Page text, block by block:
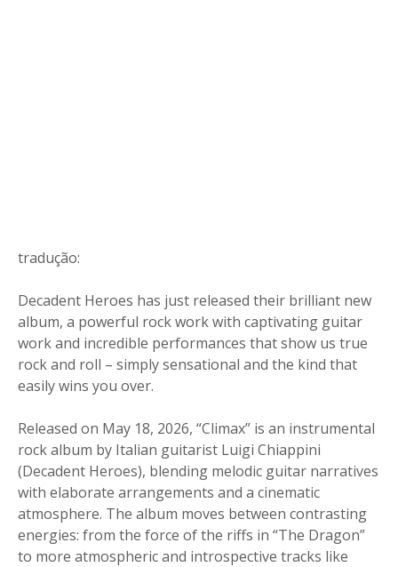
tradução:
Decadent Heroes has just released their brilliant new
album, a powerful rock work with captivating guitar
work and incredible performances that show us true
rock and roll – simply sensational and the kind that
easily wins you over.
Released on May 18, 2026, “Climax” is an instrumental
rock album by Italian guitarist Luigi Chiappini
(Decadent Heroes), blending melodic guitar narratives
with elaborate arrangements and a cinematic
atmosphere. The album moves between contrasting
energies: from the force of the riffs in “The Dragon”
to more atmospheric and introspective tracks like